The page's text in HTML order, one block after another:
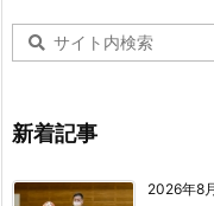
新着記事
2026年8